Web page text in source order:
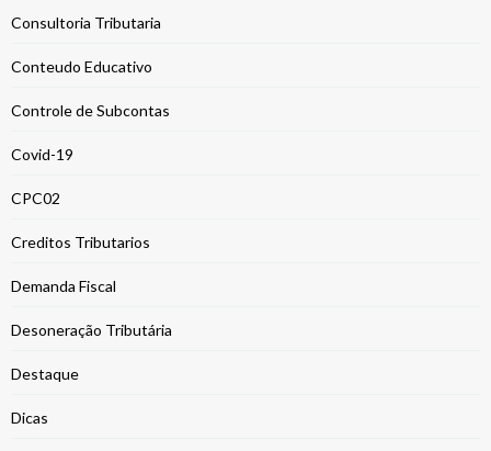
Consultoria Tributaria
Conteudo Educativo
Controle de Subcontas
Covid-19
CPC02
Creditos Tributarios
Demanda Fiscal
Desoneração Tributária
Destaque
Dicas